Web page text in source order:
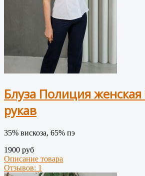
Блуза Полиция
рукав
35% вискоза, 65% пэ
1900 руб
Описание товара
Отзывов: 1